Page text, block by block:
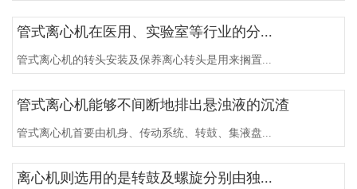
管式离心机在医用、实验室等行业的分...
管式离心机的转头安装及保养离心转头是用来搁置...
管式离心机能够不间断地排出悬浊液的沉渣
管式离心机首要由机身、传动系统、转鼓、集液盘...
离心机则选用的是转鼓及螺旋分别由独...